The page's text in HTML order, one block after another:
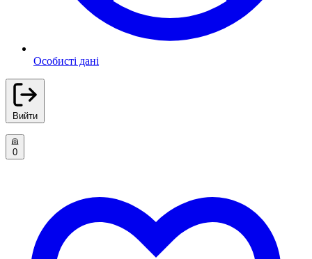
Особисті дані
Вийти
0